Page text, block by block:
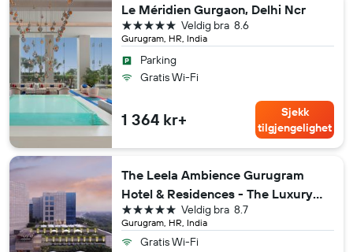
Le Méridien Gurgaon, Delhi Ncr
Gurugram, HR, India
8.6
Veldig bra
5 stjerner
Parking
Gratis Wi-Fi
1 364 kr+
Sjekk
tilgjengelighet
The Leela Ambience Gurugram
Hotel & Residences - The Luxury
Urban Sanctuary
Gurugram, HR, India
8.7
Veldig bra
5 stjerner
Gratis Wi-Fi